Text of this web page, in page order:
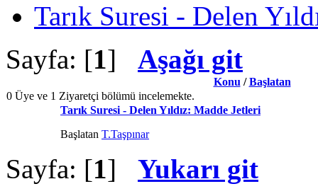
Tarık Suresi - Delen
Sayfa: [1] Aşağı git
Konu /Başlatan
0 Üye ve 1 Ziyaretçi bölümü incelemekte.
Tarık Suresi - Delen Yıldız: Madde Jetleri
Başlatan T.Taşpınar
Sayfa: [1] Yukarı git